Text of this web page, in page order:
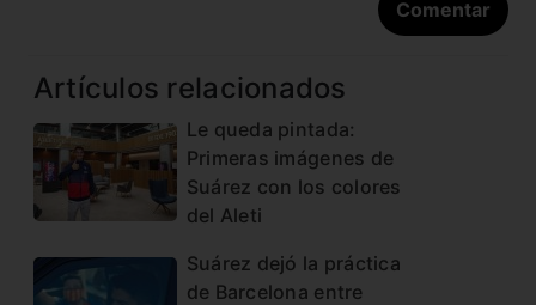
Artículos relacionados
Le queda pintada:
Primeras imágenes de
Suárez con los colores
del Aleti
Suárez dejó la práctica
de Barcelona entre